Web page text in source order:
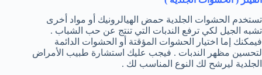
تستخدم الحشوات الجلدية حمض الهيالرونيك أو مواد أخرى
تشبه الجيل لكي ترفع الندبات التي تنتج عن حب الشباب .
فيمكنك إما اختيار الحشوات المؤقتة أو الحشوات الدائمة
لتحسين مظهر الندبات . فيجب عليك استشارة طبيب الأمراض
الجلدية ليرشح لك النوع المناسب لك .